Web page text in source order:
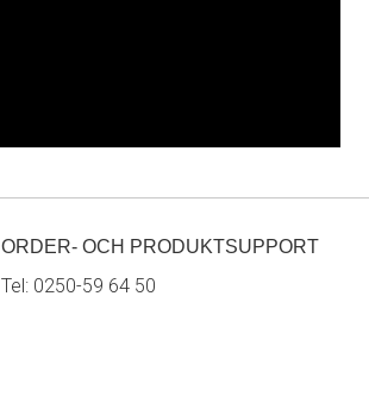
ORDER- OCH PRODUKTSUPPORT
Tel: 0250-59 64 50